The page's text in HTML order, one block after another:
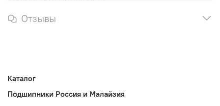
Отзывы
Каталог
Подшипники Россия и Малайзия